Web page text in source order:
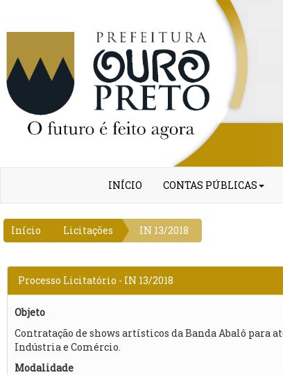
INÍCIO CONTAS PÚBLICAS
Início Licitações IN 13/2018
Processo Licitatório - IN 13/2018
Objeto
Contratação de shows artísticos da Banda Abalô para
Indústria e Comércio.
Modalidade